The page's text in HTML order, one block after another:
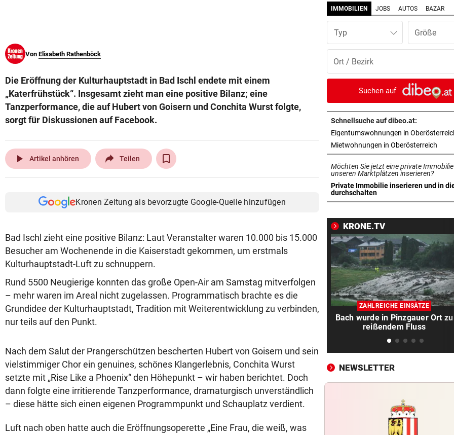
Von Elisabeth Rathenböck
Die Eröffnung der Kulturhauptstadt in Bad Ischl endete mit einem
„Katerfrühstück“. Insgesamt zieht man eine positive Bilanz; eine
Tanzperformance, die auf Hubert von Goisern und Conchita Wurst folgte,
sorgt für Diskussionen auf Facebook.
play_arrow Artikel anhören Teilen
Kronen Zeitung als bevorzugte Google-Quelle hinzufügen
Bad Ischl zieht eine positive Bilanz: Laut Veranstalter waren 10.000 bis 15.000
Besucher am Wochenende in die Kaiserstadt gekommen, um erstmals
Kulturhauptstadt-Luft zu schnuppern.
Rund 5500 Neugierige konnten das große Open-Air am Samstag mitverfolgen
– mehr waren im Areal nicht zugelassen. Programmatisch brachte es die
Grundidee der Kulturhauptstadt, Tradition mit Weiterentwicklung zu verbinden,
nur teils auf den Punkt.
Nach dem Salut der Prangerschützen bescherten Hubert von Goisern und sein
vielstimmiger Chor ein genuines, schönes Klangerlebnis, Conchita Wurst
setzte mit „Rise Like a Phoenix“ den Höhepunkt – wir haben berichtet. Doch
dann folgte eine irritierende Tanzperformance, dramaturgisch unverständlich
– diese hätte sich einen eigenen Programmpunkt und Schauplatz verdient.
Luft nach oben hatte auch die Eröffnungsoperette „Eine Frau, die weiß, was
REKORDMONAT FÜR RETTER vor 6
Seit Wochen kein einziger
ohne Bergeinsatz
vor
geschlossen werden
OBERÖSTERREICH vor
„Wer will mich?“: Diese Tiere
haben kein Zuhause
FEUERWEHR-AUSSTATTER
Waldbrände „befeuern“ das
Geschäft von Rosenbauer
NEUES MODELL
jetzt verschärft
CHEF VON VERSICHERUNG: vor 9
„Ein kalkulierbares Wetter
nicht mehr“
IM STRÖMENDEN REGEN vor
Herrl und Hund flogen mit
über Leitschiene
MYSTERIÖSE „GRAFFITIS“ vor
Schmierfink entlarvt
VON HOF VERSCHWUNDEN
IMMOBILIEN JOBS AUTOS BAZAR
Typ
Suchen auf
Schnellsuche auf dibeo.at:
Eigentumswohnungen in
Mietwohnungen in Oberösterreich
Möchten Sie jetzt eine private
unseren Marktplätzen inserieren?
Private Immobilie inserieren und in
durchschalten
in neuem Tab öffnen
KRONE.TV
ZAHLREICHE EINSÄTZE
Bach wurde in Pinzgauer Ort zu
reißendem Fluss
NEWSLETTER